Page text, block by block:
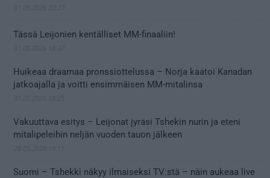
Tässä Leijonien kentälliset MM-finaaliin!
Huikeaa draamaa pronssiottelussa – Norja kaatoi Kanadan
jatkoajalla ja voitti ensimmäisen MM-mitalinsa
Vakuuttava esitys – Leijonat jyräsi Tshekin nurin ja eteni
mitalipeleihin neljän vuoden tauon jälkeen
Suomi – Tshekki näkyy ilmaiseksi TV:stä – näin aukeaa live